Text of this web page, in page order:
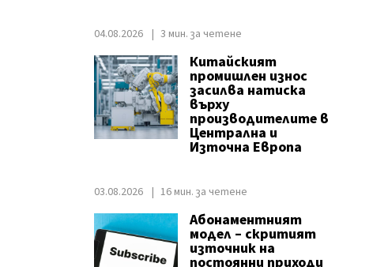
04.08.2026 3 мин. за четене
Китайският
промишлен износ
засилва натиска
върху
производителите в
Централна и
Източна Европа
03.08.2026 16 мин. за четене
Абонаментният
модел – скритият
източник на
постоянни приходи